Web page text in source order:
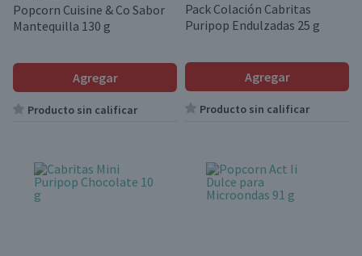
Popcorn Cuisine & Co Sabor
Mantequilla 130 g
Agregar
Producto sin calificar
Pack Colación Cabritas
Puripop Endulzadas 25 g
Agregar
Producto sin calificar